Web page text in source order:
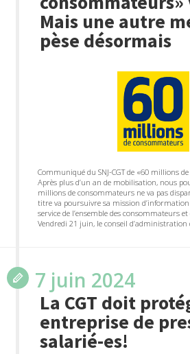
Mais une autre
pèse désormais
Communiqué du SNJ-CGT de «60 millions
Après plus d’un an de mobilisation, nous
millions de consommateurs ne va pas
titre va poursuivre sa mission d’information
service de l’ensemble des consommateurs
Vendredi 21 juin, le conseil d’administration
7 juin 2024
La CGT doit
entreprise de
salarié-es!